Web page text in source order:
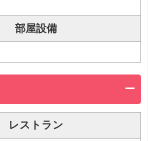
部屋設備
レストラン